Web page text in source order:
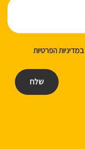
במדיניות הפרטיות